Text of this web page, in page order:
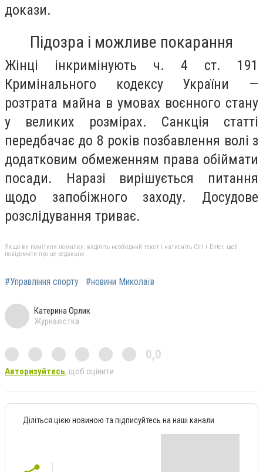
докази.
Підозра і можливе покарання
Жінці інкримінують ч. 4 ст. 191
Кримінального кодексу України —
розтрата майна в умовах воєнного стану
у великих розмірах. Санкція статті
передбачає до 8 років позбавлення волі з
додатковим обмеженням права обіймати
посади. Наразі вирішується питання
щодо запобіжного заходу. Досудове
розслідування триває.
Якщо ви помітили помилку, виділіть необхідний текст і натисніть Ctrl + Enter, щоб
повідомити про це редакцію
#Управління спорту #новини Миколаїв
Катерина Орлик
Журналістка
0,0
Авторизуйтесь, щоб оцінити
Діліться цією новиною та підписуйтесь на наші канали